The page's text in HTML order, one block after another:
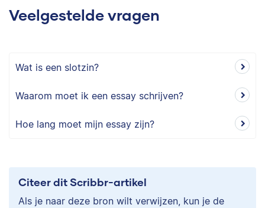
Veelgestelde vragen
Wat is een slotzin?
Waarom moet ik een essay schrijven?
Hoe lang moet mijn essay zijn?
Citeer dit Scribbr-artikel
Als je naar deze bron wilt verwijzen, kun je de